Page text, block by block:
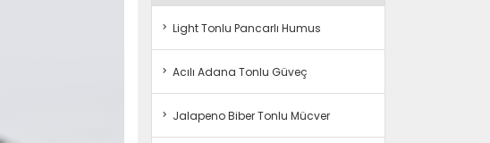
Light Tonlu Pancarlı Humus
Acılı Adana Tonlu Güveç
Jalapeno Biber Tonlu Mücver